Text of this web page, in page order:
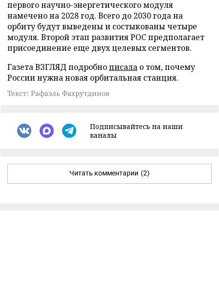
первого научно-энергетического модуля
намечено на 2028 год. Всего до 2030 года на
орбиту будут выведены и состыкованы четыре
модуля. Второй этап развития РОС предполагает
присоединение еще двух целевых сегментов.
Газета ВЗГЛЯД подробнописала о том, почему
России нужна новая орбитальная станция.
Текст: Рафаэль Фахрутдинов
Подписывайтесь на наши
каналы
Читать комментарии (2)